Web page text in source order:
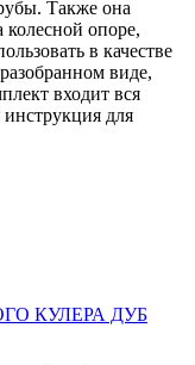
Также она
опоре,
в качестве
виде,
входит вся
для
КУЛЕРА ДУБ